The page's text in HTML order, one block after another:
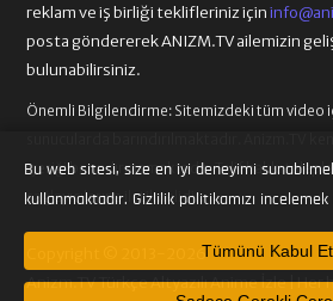
reklam ve iş birliği teklifleriniz için
posta göndererek ANIZM.TV ailemizin
bulunabilirsiniz.
Önemli Bilgilendirme: Sitemizdeki tüm video
içeriği barındırmamaktadır. Telif hakkı
sağlayıcılarına iletilmelidir.
Copyright © 2013-2026
Anizm.TV Türkçe Altyazılı Anime İzle | Her
Bu web sitesi, size en iyi deneyimi
kullanmaktadır. Gizlilik politikamızı incelemek
Tümünü Kabul Et